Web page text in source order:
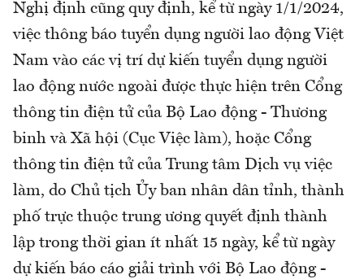
Nghị định cũng quy định, kể từ ngày 1/1/2024,
việc thông báo tuyển dụng người lao động Việt
Nam vào các vị trí dự kiến tuyển dụng người
lao động nước ngoài được thực hiện trên Cổng
thông tin điện tử của Bộ Lao động - Thương
binh và Xã hội (Cục Việc làm), hoặc Cổng
thông tin điện tử của Trung tâm Dịch vụ việc
làm, do Chủ tịch Ủy ban nhân dân tỉnh, thành
phố trực thuộc trung ương quyết định thành
lập trong thời gian ít nhất 15 ngày, kể từ ngày
dự kiến báo cáo giải trình với Bộ Lao động -